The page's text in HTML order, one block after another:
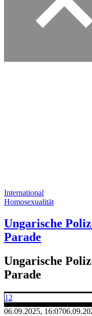
International
Homosexualität
Ungarische
Parade
Ungarische
Parade
12
06.09.2025, 16:07